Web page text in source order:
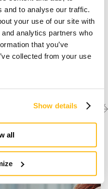
and to analyse our traffic.
your use of our site with
analytics partners who
that you’ve
collected from your use
Show details
all
les autres
Next